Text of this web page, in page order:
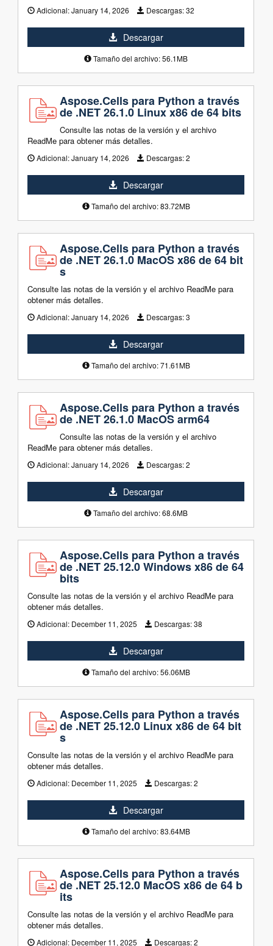
Adicional:January 14, 2026 Descargas:32
Descargar
Tamaño del archivo: 56.1MB
Aspose.Cells para Python a través
de .NET 26.1.0 Linux x86 de 64 bits
Consulte las notas de la versión y el archivo
ReadMe para obtener más detalles.
Adicional:January 14, 2026 Descargas:2
Descargar
Tamaño del archivo: 83.72MB
Aspose.Cells para Python a través
de .NET 26.1.0 MacOS x86 de 64 bit
s
Consulte las notas de la versión y el archivo ReadMe para
obtener más detalles.
Adicional:January 14, 2026 Descargas:3
Descargar
Tamaño del archivo: 71.61MB
Aspose.Cells para Python a través
de .NET 26.1.0 MacOS arm64
Consulte las notas de la versión y el archivo
ReadMe para obtener más detalles.
Adicional:January 14, 2026 Descargas:2
Descargar
Tamaño del archivo: 68.6MB
Aspose.Cells para Python a través
de .NET 25.12.0 Windows x86 de 64
bits
Consulte las notas de la versión y el archivo ReadMe para
obtener más detalles.
Adicional: December 11, 2025 Descargas:38
Descargar
Tamaño del archivo: 56.06MB
Aspose.Cells para Python a través
de .NET 25.12.0 Linux x86 de 64 bit
s
Consulte las notas de la versión y el archivo ReadMe para
obtener más detalles.
Adicional: December 11, 2025 Descargas:2
Descargar
Tamaño del archivo: 83.64MB
Aspose.Cells para Python a través
de .NET 25.12.0 MacOS x86 de 64 b
its
Consulte las notas de la versión y el archivo ReadMe para
obtener más detalles.
Adicional: December 11, 2025 Descargas:2